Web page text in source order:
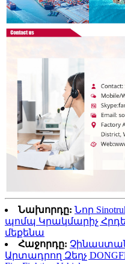
Նախորդը: Նոր
պոմպ Կրակմարիչ
մեքենա
Հաջորդը:
Արտադրող Զեղչ